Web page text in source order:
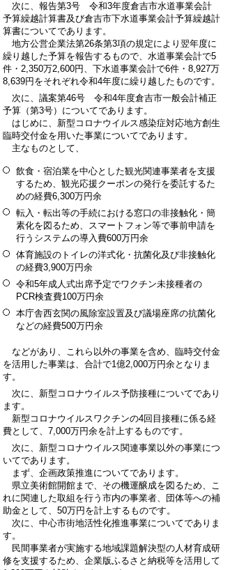
次に、報告第3号 令和3年度倉吉市水道事業会計
予算繰越計算書及び倉吉市下水道事業会計予算繰越計
算書についてであります。
地方公営企業法第26条第3項の規定により翌年度に
繰り越した予算を報告するもので、水道事業会計で5
件・2,350万2,600円、下水道事業会計で6件・8,927万
8,639円をそれぞれ令和4年度に繰り越したものです。
次に、議案第46号 令和4年度倉吉市一般会計補正
予算（第3号）についてであります。
はじめに、新型コロナウイルス感染症対応地方創生
臨時交付金を用いた事業についてであります。
主なものとして、
飲食・宿泊業を中心とした観光関連事業者を支援
するため、観光応援クーポンの発行を委託するた
めの経費6,300万円余
転入・転出等の手続における窓口の非接触化・簡
素化を図るため、スマートフォン等で事前申請を
行うシステムの導入費600万円余
体育施設のトイレの洋式化・抗菌化及び非接触化
の経費3,900万円余
令和5年成人式出席予定でワクチン未接種者の
PCR検査費100万円余
本庁舎西玄関の風除室設置及び議場座席の抗菌化
などの経費500万円余
などがあり、これら以外の事業を含め、臨時交付金
を活用した事業は、合計で1億2,000万円余となりま
す。
次に、新型コロナウイルス予防接種についてであり
ます。
新型コロナウイルスワクチンの4回目接種に係る経
費として、7,000万円余を計上するものです。
次に、新型コロナウイルス関連事業以外の事業につ
いてであります。
まず、企画政策推進についてであります。
県立美術館開館まで、その機運醸成を図るため、こ
れに関連した取組を行う市内の事業者、団体等への補
助金として、50万円を計上するものです。
次に、中心市街地活性化推進事業についてでありま
す。
民間事業者が実施する地域課題解決型の人材育成研
修を支援するため、企業版ふるさと納税等を活用して